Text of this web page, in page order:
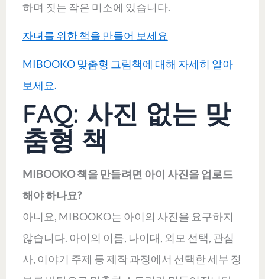
하며 짓는 작은 미소에 있습니다.
자녀를 위한 책을 만들어 보세요
MIBOOKO 맞춤형 그림책에 대해 자세히 알아
보세요.
FAQ: 사진 없는 맞
춤형 책
MIBOOKO 책을 만들려면 아이 사진을 업로드
해야 하나요?
아니요, MIBOOKO는 아이의 사진을 요구하지
않습니다. 아이의 이름, 나이대, 외모 선택, 관심
사, 이야기 주제 등 제작 과정에서 선택한 세부 정